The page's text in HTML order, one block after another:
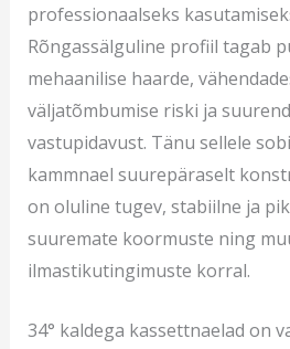
professionaalseks
Rõngassälguline profiil tagab
mehaanilise haarde,
väljatõmbumise riski ja
vastupidavust. Tänu sellele
kammnael suurepäraselt
on oluline tugev, stabiilne ja
suuremate koormuste ning
ilmastikutingimuste korral.
34° kaldega kassettnaelad on